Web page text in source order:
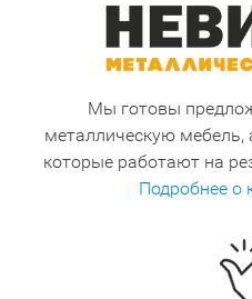
Мы готовы
металлическую
которые работают на
Подробнее